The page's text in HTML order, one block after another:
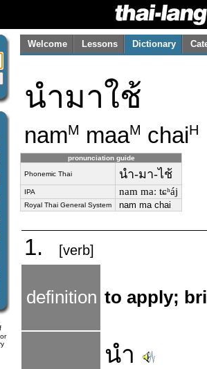
Welcome Lessons Dictionary
นำมาใช้
namM maaM chaiH
pronunciation guide
Phonemic Thai นำ-มา-ไช้
IPA nam maː tɕʰáj
Royal Thai General System nam ma chai
1. [verb]
definition to apply;
นำ